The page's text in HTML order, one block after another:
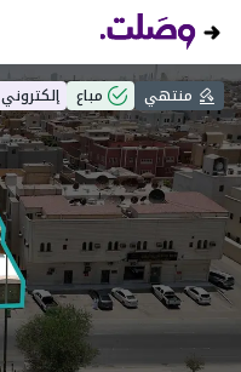
منتهي مباع إلكتروني